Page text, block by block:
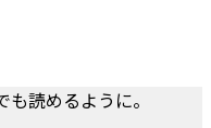
読めるように。